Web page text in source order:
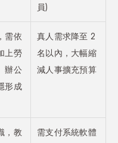
員)
需依
上勞
辦公
形成
真人需求降至 2
名以內，大幅縮
減人事擴充預算
，教
需支付系統軟體